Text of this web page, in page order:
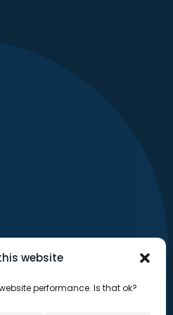
website
performance. Is that ok?